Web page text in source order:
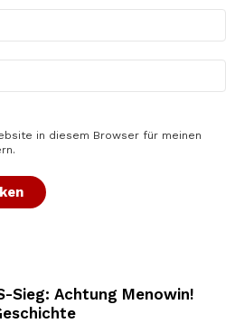
in diesem Browser für meinen
Sieg: Achtung Menowin!